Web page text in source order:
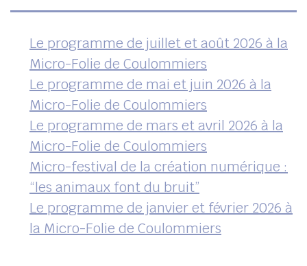
Le programme de juillet et août 2026 à la
Micro-Folie de Coulommiers
Le programme de mai et juin 2026 à la
Micro-Folie de Coulommiers
Le programme de mars et avril 2026 à la
Micro-Folie de Coulommiers
Micro-festival de la création numérique :
“les animaux font du bruit”
Le programme de janvier et février 2026 à
la Micro-Folie de Coulommiers